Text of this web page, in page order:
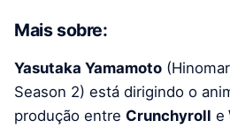
Mais sobre:
Yasutaka Yamamoto
Season 2) está dirigindo o
produção entre Crunchyroll e